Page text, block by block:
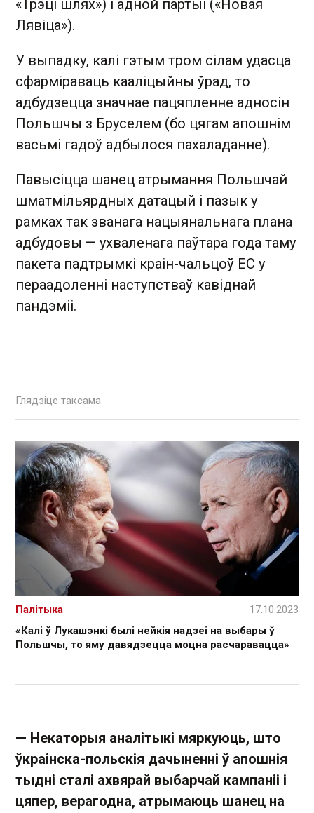
«Трэці шлях») і адной партыі («Новая
Лявіца»).
У выпадку, калі гэтым тром сілам удасца
сфарміраваць кааліцыйны ўрад, то
адбудзецца значнае пацяпленне адносін
Польшчы з Бруселем (бо цягам апошнім
васьмі гадоў адбылося пахаладанне).
Павысіцца шанец атрымання Польшчай
шматмільярдных датацый і пазык у
рамках так званага нацыянальнага плана
адбудовы — ухваленага паўтара года таму
пакета падтрымкі краін-чальцоў ЕС у
пераадоленні наступстваў кавіднай
пандэміі.
Глядзіце таксама
«Калі ў Лукашэнкі былі нейкія надзеі на выбары ў
Польшчы, то яму давядзецца моцна расчаравацца»
Палітыка 17.10.2023
— ­Некаторыя аналітыкі мяркуюць, што
ўкраінска-польскія дачыненні ў апошнія
тыдні сталі ахвярай выбарчай кампаніі і
цяпер, верагодна, атрымаюць шанец на